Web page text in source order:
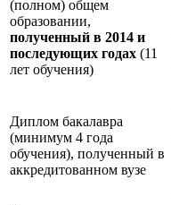
(полном) общем
образовании,
полученный в 2014 и
последующих годах (11
лет обучения)
Диплом бакалавра
(минимум 4 года
обучения), полученный в
аккредитованном вузе